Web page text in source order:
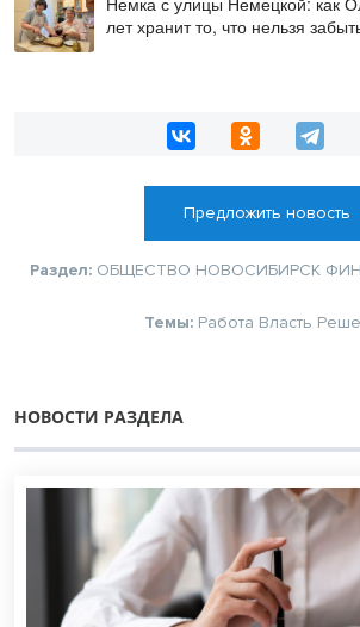
лет хранит то, что нельзя
Предложить новость
Раздел: ОБЩЕСТВО НОВОСИБИРСК
Темы: Работа Власть
НОВОСТИ РАЗДЕЛА